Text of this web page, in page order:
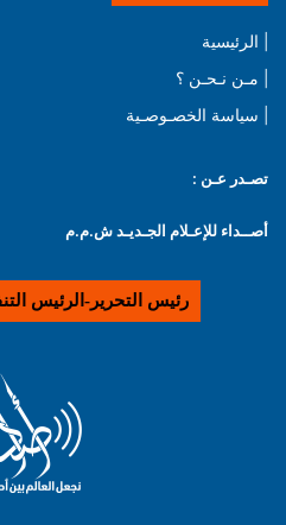
| الرئيسية
| مـن نـحـن ؟
| سياسة الخصـوصـية
تصـدر عـن :
أصــداء للإعـلام الجـديـد ش.م.م
رئيس التحرير-الرئيس